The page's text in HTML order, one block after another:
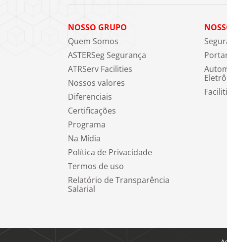
NOSSO GRUPO
Quem Somos
ASTERSeg Segurança
ATRServ Facilities
Nossos valores
Diferenciais
Certificações
Programa
Na Mídia
Política de Privacidade
Termos de uso
Relatório de Transparência
Salarial